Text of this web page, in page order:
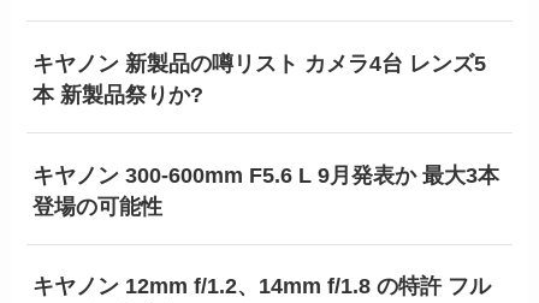
キヤノン 新製品の噂リスト カメラ4台 レンズ5
本 新製品祭りか?
キヤノン 300-600mm F5.6 L 9月発表か 最大3本
登場の可能性
キヤノン 12mm f/1.2、14mm f/1.8 の特許 フル